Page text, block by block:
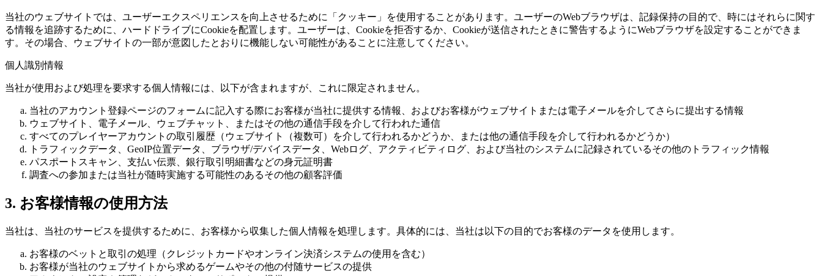
当社のウェブサイトでは、ユーザーエクスペリエンスを向上させるために「クッキー」を使用することがあります。ユーザーのWebブラウザは、記録保持の目的で、時にはそれらに関す
る情報を追跡するために、ハードドライブにCookieを配置します。ユーザーは、Cookieを拒否するか、Cookieが送信されたときに警告するようにWebブラウザを設定することができま
す。その場合、ウェブサイトの一部が意図したとおりに機能しない可能性があることに注意してください。
個人識別情報
当社が使用および処理を要求する個人情報には、以下が含まれますが、これに限定されません。
当社のアカウント登録ページのフォームに記入する際にお客様が当社に提供する情報、およびお客様がウェブサイトまたは電子メールを介してさらに提出する情報
ウェブサイト、電子メール、ウェブチャット、またはその他の通信手段を介して行われた通信
すべてのプレイヤーアカウントの取引履歴（ウェブサイト（複数可）を介して行われるかどうか、または他の通信手段を介して行われるかどうか）
トラフィックデータ、GeoIP位置データ、ブラウザ/デバイスデータ、Webログ、アクティビティログ、および当社のシステムに記録されているその他のトラフィック情報
パスポートスキャン、支払い伝票、銀行取引明細書などの身元証明書
調査への参加または当社が随時実施する可能性のあるその他の顧客評価
3. お客様情報の使用方法
当社は、当社のサービスを提供するために、お客様から収集した個人情報を処理します。具体的には、当社は以下の目的でお客様のデータを使用します。
お客様のベットと取引の処理（クレジットカードやオンライン決済システムの使用を含む）
お客様が当社のウェブサイトから求めるゲームやその他の付随サービスの提供